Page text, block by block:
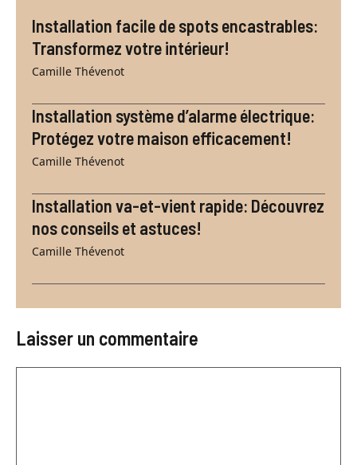
Installation facile de spots encastrables:
Transformez votre intérieur!
Camille Thévenot
Installation système d’alarme électrique:
Protégez votre maison efficacement!
Camille Thévenot
Installation va-et-vient rapide: Découvrez
nos conseils et astuces!
Camille Thévenot
Laisser un commentaire